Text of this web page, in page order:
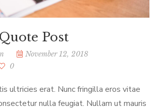
Post
November 12, 2018
0
ultricies erat. Nunc fringilla eros vitae
nulla feugiat. Nullam ut mauris